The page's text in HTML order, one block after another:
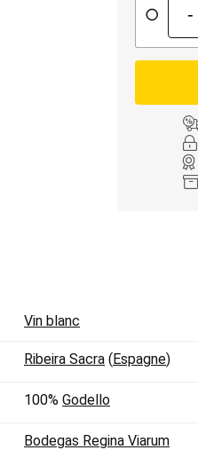
-
Vin blanc
Ribeira Sacra (Espagne)
100% Godello
Bodegas Regina Viarum